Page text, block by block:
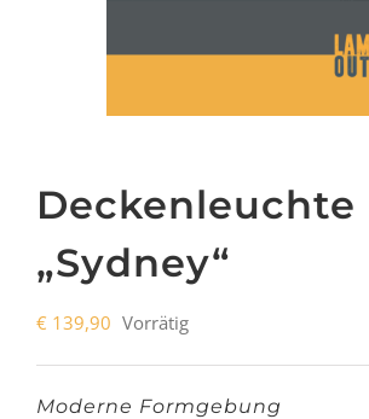
Deckenleuchte
„Sydney“
€ 139,90 Vorrätig
Moderne Formgebung